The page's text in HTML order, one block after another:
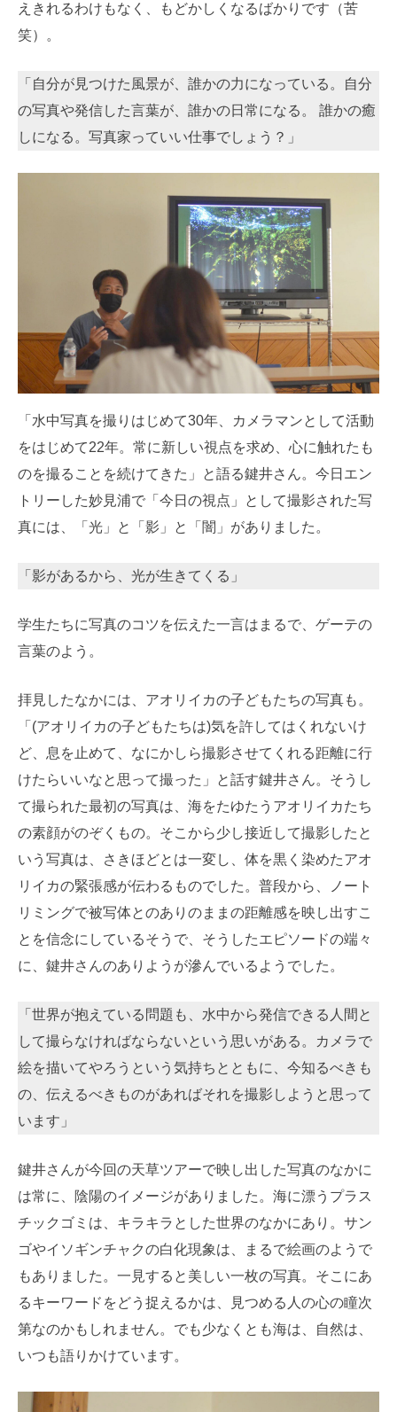
えきれるわけもなく、もどかしくなるばかりです（苦
笑）。
「自分が見つけた風景が、誰かの力になっている。自分
の写真や発信した言葉が、誰かの日常になる。 誰かの癒
しになる。写真家っていい仕事でしょう？」
「水中写真を撮りはじめて30年、カメラマンとして活動
をはじめて22年。常に新しい視点を求め、心に触れたも
のを撮ることを続けてきた」と語る鍵井さん。今日エン
トリーした妙見浦で「今日の視点」として撮影された写
真には、「光」と「影」と「闇」がありました。
「影があるから、光が生きてくる」
学生たちに写真のコツを伝えた一言はまるで、ゲーテの
言葉のよう。
拝見したなかには、アオリイカの子どもたちの写真も。
「(アオリイカの子どもたちは)気を許してはくれないけ
ど、息を止めて、なにかしら撮影させてくれる距離に行
けたらいいなと思って撮った」と話す鍵井さん。そうし
て撮られた最初の写真は、海をたゆたうアオリイカたち
の素顔がのぞくもの。そこから少し接近して撮影したと
いう写真は、さきほどとは一変し、体を黒く染めたアオ
リイカの緊張感が伝わるものでした。普段から、ノート
リミングで被写体とのありのままの距離感を映し出すこ
とを信念にしているそうで、そうしたエピソードの端々
に、鍵井さんのありようが滲んでいるようでした。
「世界が抱えている問題も、水中から発信できる人間と
して撮らなければならないという思いがある。カメラで
絵を描いてやろうという気持ちとともに、今知るべきも
の、伝えるべきものがあればそれを撮影しようと思って
います」
鍵井さんが今回の天草ツアーで映し出した写真のなかに
は常に、陰陽のイメージがありました。海に漂うプラス
チックゴミは、キラキラとした世界のなかにあり。サン
ゴやイソギンチャクの白化現象は、まるで絵画のようで
もありました。一見すると美しい一枚の写真。そこにあ
るキーワードをどう捉えるかは、見つめる人の心の瞳次
第なのかもしれません。でも少なくとも海は、自然は、
いつも語りかけています。